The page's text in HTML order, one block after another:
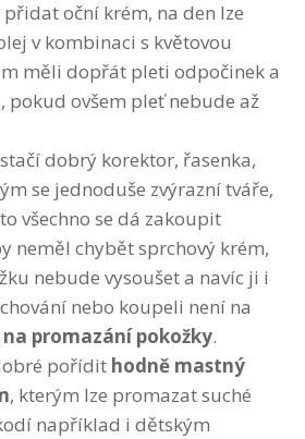
přidat oční krém, na den lze
v kombinaci s květovou
měli dopřát pleti odpočinek a
pokud ovšem pleť nebude až
dobrý korektor, řasenka,
se jednoduše zvýrazní tváře,
všechno se dá zakoupit
neměl chybět sprchový krém,
nebude vysoušet a navíc ji i
nebo koupeli není na
promazání pokožky.
pořídit hodně mastný
, kterým lze promazat suché
například i dětským